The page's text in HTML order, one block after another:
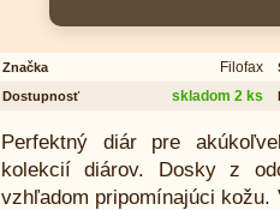
Značka Filofax
Dostupnosť
skladom 2 ks
Perfektný diár pre
kolekcií diárov. Dosky z
vzhľadom pripomínajúci kožu.